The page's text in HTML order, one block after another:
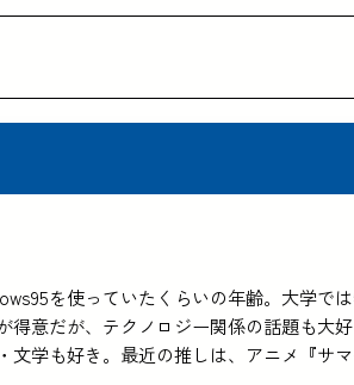
を使っていたくらいの年齢。大学で
得意だが、テクノロジー関係の話題も大
学も好き。最近の推しは、アニメ『サマ